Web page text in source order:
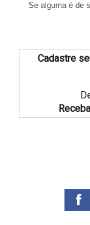
Se alguma é de
Cadastre